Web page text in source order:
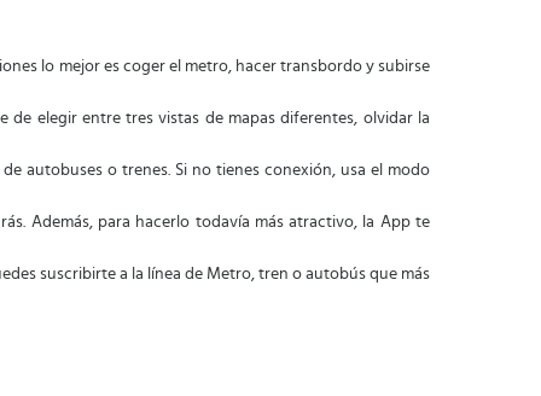
lo mejor es coger el metro, hacer transbordo y subirse
de elegir entre tres vistas de mapas diferentes, olvidar la
de autobuses o trenes. Si no tienes conexión, usa el modo
Además, para hacerlo todavía más atractivo, la App te
suscribirte a la línea de Metro, tren o autobús que más